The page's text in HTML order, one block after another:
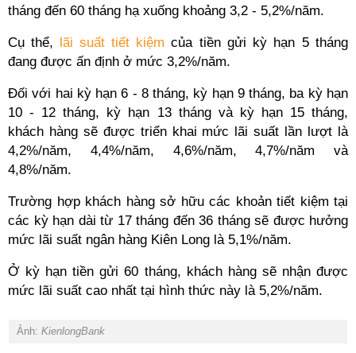
tháng đến 60 tháng hạ xuống khoảng 3,2 - 5,2%/năm.
Cụ thể, lãi suất tiết kiệm của tiền gửi kỳ hạn 5 tháng
đang được ấn định ở mức 3,2%/năm.
Đối với hai kỳ hạn 6 - 8 tháng, kỳ hạn 9 tháng, ba kỳ hạn
10 - 12 tháng, kỳ hạn 13 tháng và kỳ hạn 15 tháng,
khách hàng sẽ được triển khai mức lãi suất lần lượt là
4,2%/năm, 4,4%/năm, 4,6%/năm, 4,7%/năm và
4,8%/năm.
Trường hợp khách hàng sở hữu các khoản tiết kiệm tại
các kỳ hạn dài từ 17 tháng đến 36 tháng sẽ được hưởng
mức lãi suất ngân hàng Kiên Long là 5,1%/năm.
Ở kỳ hạn tiền gửi 60 tháng, khách hàng sẽ nhận được
mức lãi suất cao nhất tại hình thức này là 5,2%/năm.
Ảnh: KienlongBank